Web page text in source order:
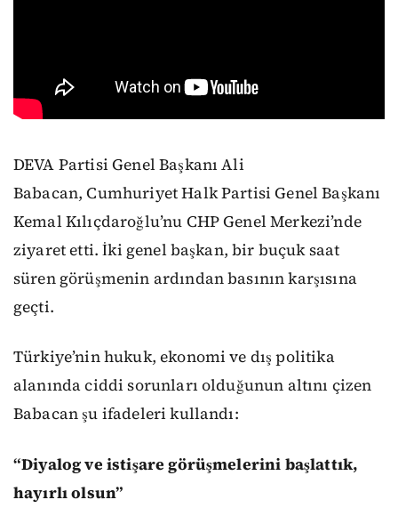
DEVA Partisi Genel Başkanı Ali
Babacan, Cumhuriyet Halk Partisi Genel Başkanı
Kemal Kılıçdaroğlu’nu CHP Genel Merkezi’nde
ziyaret etti. İki genel başkan, bir buçuk saat
süren görüşmenin ardından basının karşısına
geçti.
Türkiye’nin hukuk, ekonomi ve dış politika
alanında ciddi sorunları olduğunun altını çizen
Babacan şu ifadeleri kullandı:
“Diyalog ve istişare görüşmelerini başlattık,
hayırlı olsun”